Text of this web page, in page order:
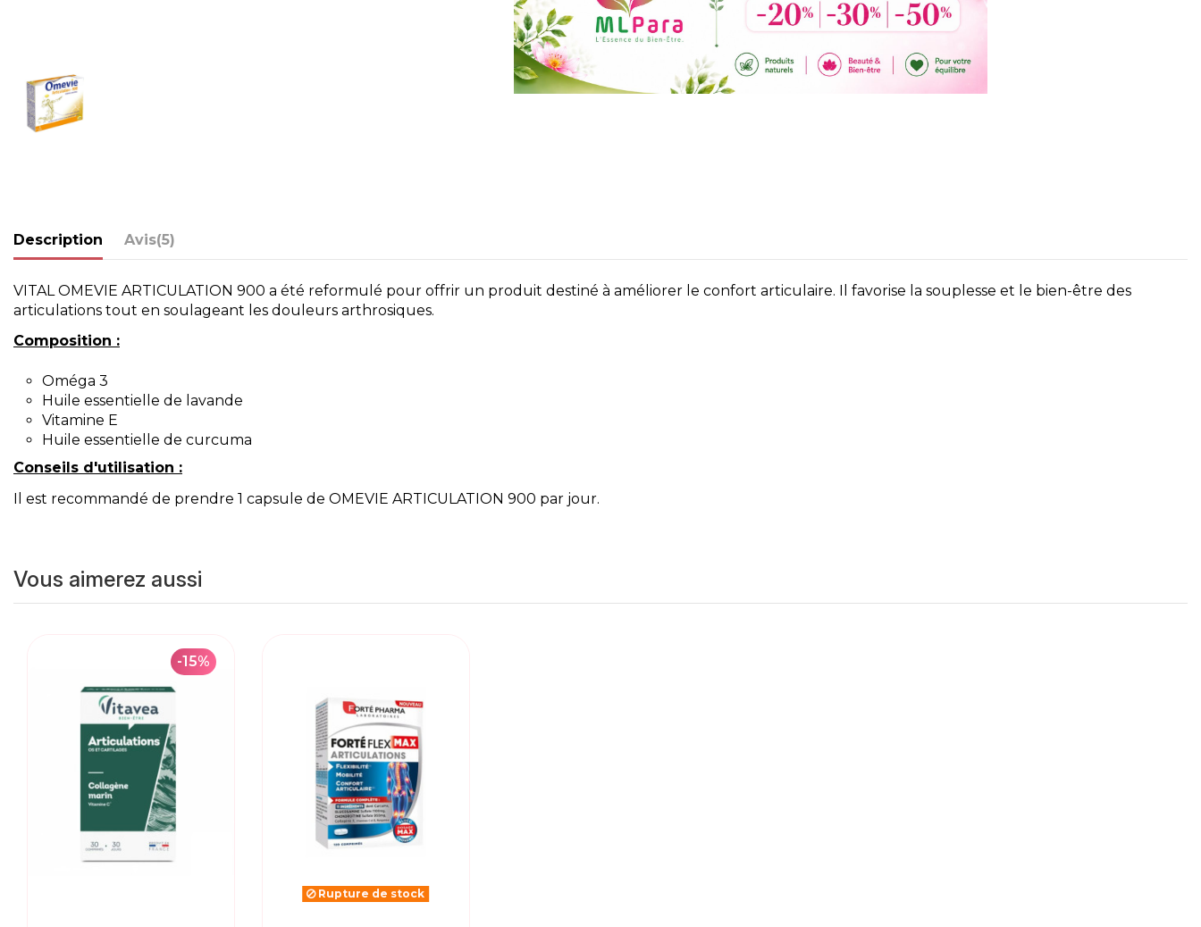
Description Avis(5)
VITAL OMEVIE ARTICULATION 900 a été reformulé pour offrir un produit destiné à améliorer le confort articulaire. Il favorise la souplesse et le bien-être des
articulations tout en soulageant les douleurs arthrosiques.
Composition :
Oméga 3
Huile essentielle de lavande
Vitamine E
Huile essentielle de curcuma
Conseils d'utilisation :
Il est recommandé de prendre 1 capsule de OMEVIE ARTICULATION 900 par jour.
Vous aimerez aussi
-15%
Rupture de stock